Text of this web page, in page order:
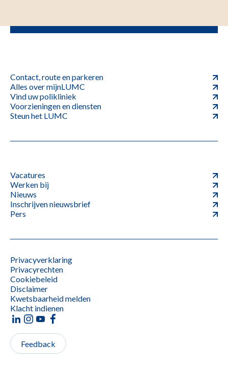
Contact, route en parkeren
Alles over mijnLUMC
Vind uw polikliniek
Voorzieningen en diensten
Steun het LUMC
Vacatures
Werken bij
Nieuws
Inschrijven nieuwsbrief
Pers
Privacyverklaring
Privacyrechten
Cookiebeleid
Disclaimer
Kwetsbaarheid melden
Klacht indienen
Feedback